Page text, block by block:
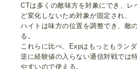
CTは多くの敵味方を対象にでき、レ
ど変化しないため対象が固定され、
ハイトは味方の位置を調整でき、敵
る。
これらに比べ、Expはもっともランダ
逆に経験値の入らない通信対戦では
やすいので使える。